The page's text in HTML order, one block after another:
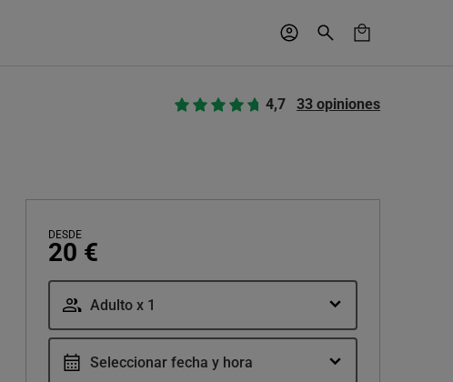
4,7 33 opiniones
DESDE
20 €
Adulto x 1
Seleccionar fecha y hora